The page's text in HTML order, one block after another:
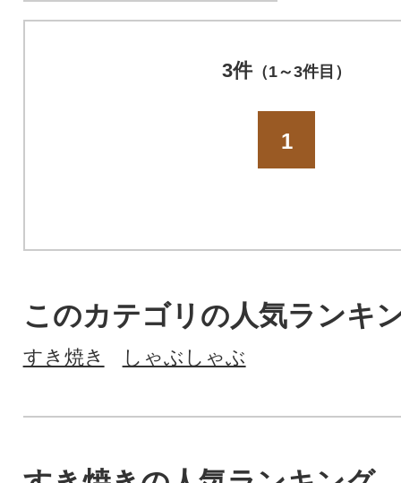
3件（1～3件目）
1
このカテゴリの人気ランキ
すき焼き しゃぶしゃぶ